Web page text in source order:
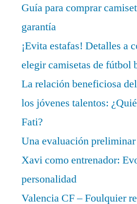
Guía para comprar
garantía
¡Evita estafas! Detalles a
elegir camisetas de fútbol
La relación beneficiosa
los jóvenes talentos:
Fati?
Una evaluación preliminar
Xavi como entrenador:
personalidad
Valencia CF – Foulquier